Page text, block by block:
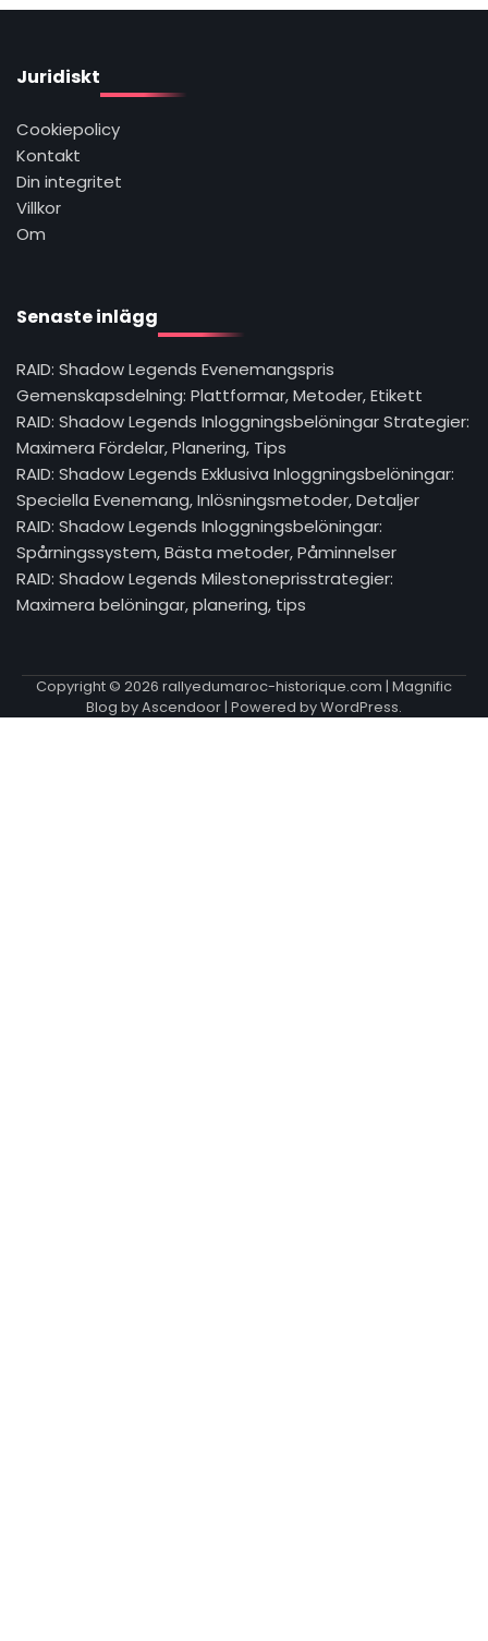
Juridiskt
Cookiepolicy
Kontakt
Din integritet
Villkor
Om
Senaste inlägg
RAID: Shadow Legends Evenemangspris
Gemenskapsdelning: Plattformar, Metoder, Etikett
RAID: Shadow Legends Inloggningsbelöningar Strategier:
Maximera Fördelar, Planering, Tips
RAID: Shadow Legends Exklusiva Inloggningsbelöningar:
Speciella Evenemang, Inlösningsmetoder, Detaljer
RAID: Shadow Legends Inloggningsbelöningar:
Spårningssystem, Bästa metoder, Påminnelser
RAID: Shadow Legends Milestoneprisstrategier:
Maximera belöningar, planering, tips
Copyright © 2026 rallyedumaroc-historique.com | Magnific
Blog byAscendoor| Powered byWordPress.